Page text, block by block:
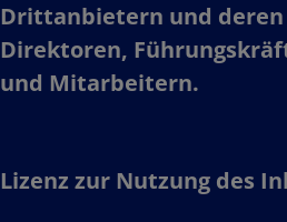
Drittanbietern und
Direktoren,
und Mitarbeitern.​
Lizenz zur Nutzung des